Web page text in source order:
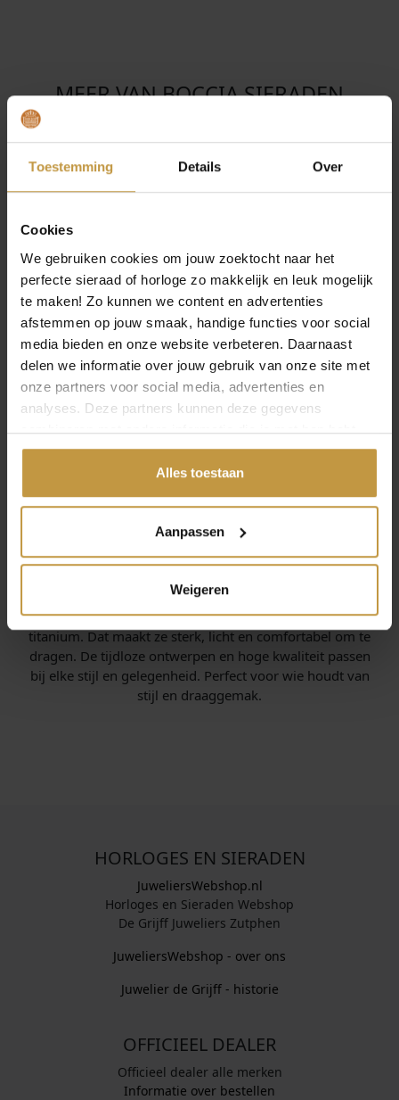
Toestemming Details Over
Cookies
We gebruiken cookies om jouw zoektocht naar het
perfecte sieraad of horloge zo makkelijk en leuk mogelijk
te maken! Zo kunnen we content en advertenties
afstemmen op jouw smaak, handige functies voor social
media bieden en onze website verbeteren. Daarnaast
delen we informatie over jouw gebruik van onze site met
onze partners voor social media, advertenties en
analyses. Deze partners kunnen deze gegevens
combineren met andere informatie die je met hen hebt
gedeeld of die ze hebben verzameld via jouw gebruik van
Alles toestaan
Aanpassen
Weigeren
MEER VAN BOCCIA SIERADEN
€99,00
BOCCIA 03068-01
ARMBAND TITANIUM
Levertijd: 2-3 werkdagen
€ 109,00
BOCCIA 03068-02
ARMBAND TITANIUM
BICOLOR
Levertijd: 2-3 werkdagen
INFORMATIE OVER BOCCIA
Boccia ontwerpt horloges en sieraden van zuiver
titanium. Dat maakt ze sterk, licht en comfortabel om te
dragen. De tijdloze ontwerpen en hoge kwaliteit passen
bij elke stijl en gelegenheid. Perfect voor wie houdt van
stijl en draaggemak.
HORLOGES EN SIERADEN
JuweliersWebshop.nl
Horloges en Sieraden Webshop
De Grijff Juweliers Zutphen
JuweliersWebshop - over ons
Juwelier de Grijff - historie
OFFICIEEL DEALER
Officieel dealer alle merken
Informatie over bestellen